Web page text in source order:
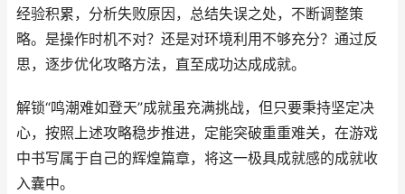
经验积累，分析失败原因，总结失误之处，不断调整策
略。是操作时机不对？还是对环境利用不够充分？通过反
思，逐步优化攻略方法，直至成功达成成就。
解锁“鸣潮难如登天”成就虽充满挑战，但只要秉持坚定决
心，按照上述攻略稳步推进，定能突破重重难关，在游戏
中书写属于自己的辉煌篇章，将这一极具成就感的成就收
入囊中。